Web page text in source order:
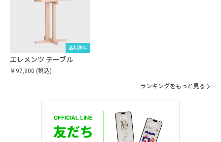
送料無料
エレメンツ テーブル
￥97,900 (税込)
ランキングをもっと見る